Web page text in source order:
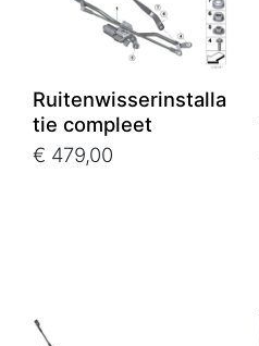
Ruitenwisserinstalla
tie compleet
€ 479,00